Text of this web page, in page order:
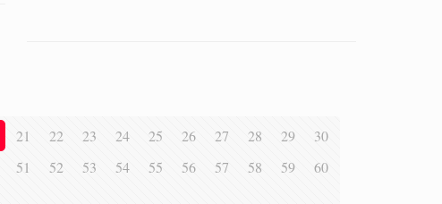
21 22 23 24 25 26 27 28 29
30
51 52 53 54 55 56 57 58 59
60